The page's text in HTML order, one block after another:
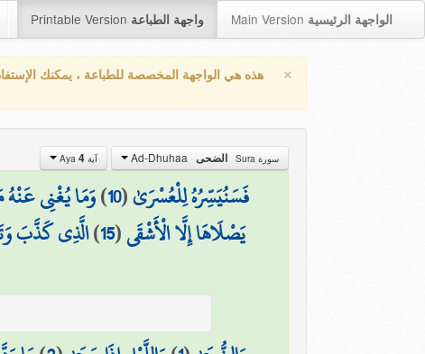
Printable Version واجهة الطباعة Main Version الواجهة الرئيسية
× هذه هي الواجهة المخصصة للطباعة ، يمكنك
سورة Sura الضحى آية Aya 4
فَسَنُيَسِّرُهُ لِلْعُسْرَىٰ(
10
)وَمَا يُغْنِي عَنْهُ
يَصْلَاهَا إِلَّا الْأَشْقَى(
15
)الَّذِي كَذَّبَ